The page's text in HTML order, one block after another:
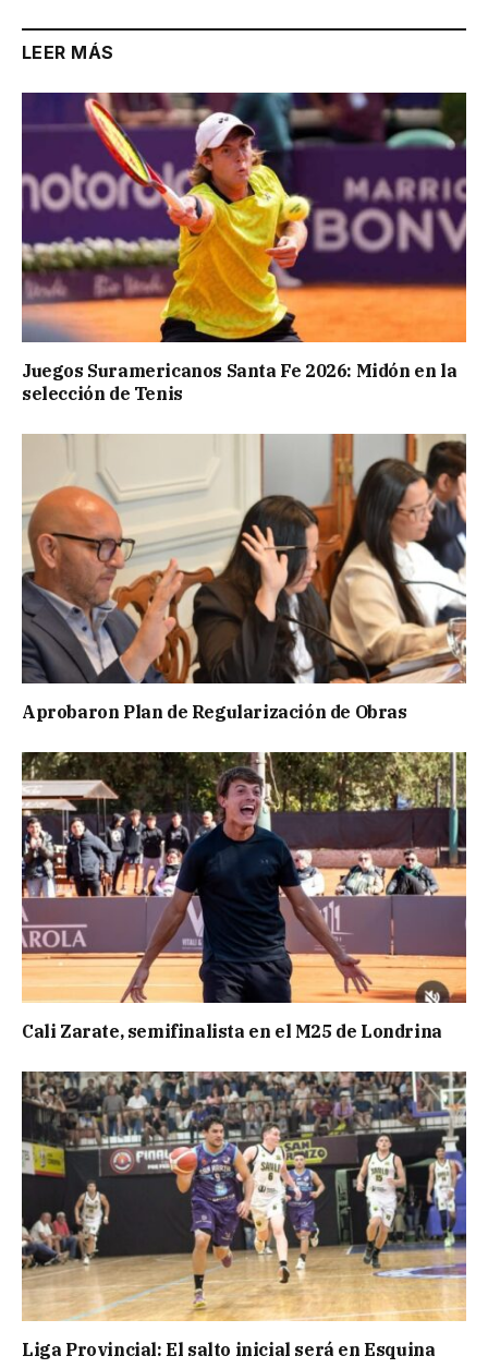
LEER MÁS
Juegos Suramericanos Santa Fe 2026: Midón en la
selección de Tenis
Aprobaron Plan de Regularización de Obras
Cali Zarate, semifinalista en el M25 de Londrina
Liga Provincial: El salto inicial será en Esquina